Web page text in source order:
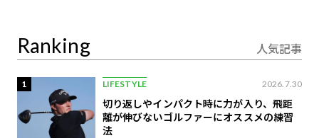
Ranking 人気記事
1 LIFESTYLE 2026.7.30
切り返しやインパクト時に力が入り、飛距
離が伸びないゴルファーにオススメの練習
法